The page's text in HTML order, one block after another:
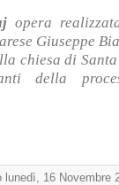
opera
Giuseppe
chiesa di
della
16 Novembre